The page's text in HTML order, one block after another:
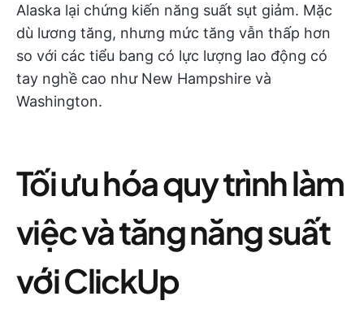
Alaska lại chứng kiến năng suất sụt giảm. Mặc
dù lương tăng, nhưng mức tăng vẫn thấp hơn
so với các tiểu bang có lực lượng lao động có
tay nghề cao như New Hampshire và
Washington.
Tối ưu hóa quy trình làm
việc và tăng năng suất
với ClickUp